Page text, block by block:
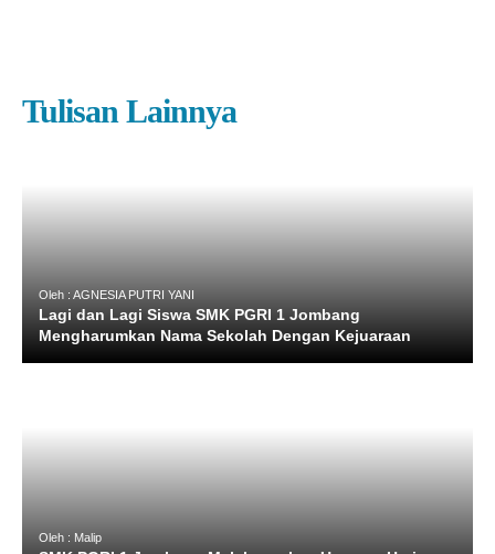
Tulisan Lainnya
Oleh : AGNESIA PUTRI YANI
Lagi dan Lagi Siswa SMK PGRI 1 Jombang
Mengharumkan Nama Sekolah Dengan Kejuaraan
Oleh : Malip